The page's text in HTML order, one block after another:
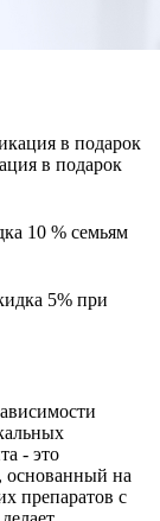
в подарок
10 % семьям
5% при
- это
основанный на
препаратов с